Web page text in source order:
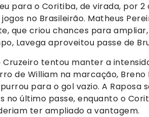
para o Coritiba, de virada, por 2
no Brasileirão. Matheus
que criou chances para
Lavega aproveitou passe de
Cruzeiro tentou manter a
de William na marcação,
para o gol vazio. A Raposa
no último passe, enquanto o
ter ampliado a vantagem.